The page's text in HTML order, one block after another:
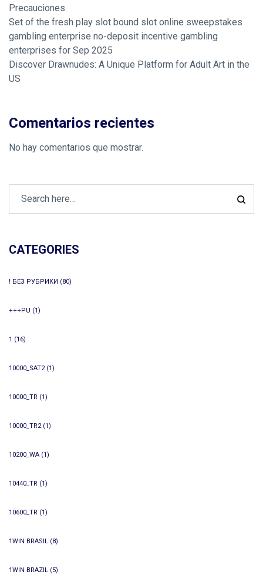
Precauciones
Set of the fresh play slot bound slot online sweepstakes
gambling enterprise no-deposit incentive gambling
enterprises for Sep 2025
Discover Drawnudes: A Unique Platform for Adult Art in the
US
Comentarios recientes
No hay comentarios que mostrar.
CATEGORIES
! БЕЗ РУБРИКИ (80)
+++PU (1)
1 (16)
10000_SAT2(1)
10000_TR (1)
10000_TR2(1)
10200_WA (1)
10440_TR (1)
10600_TR (1)
1WIN BRASIL (8)
1WIN BRAZIL (5)